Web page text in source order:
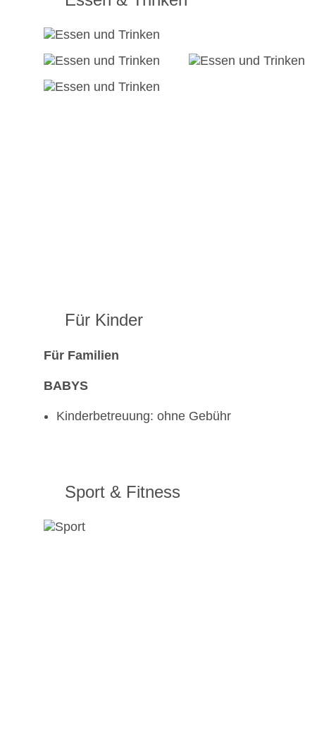
Für Kinder
Für Familien
BABYS
Kinderbetreuung: ohne Gebühr
Sport & Fitness